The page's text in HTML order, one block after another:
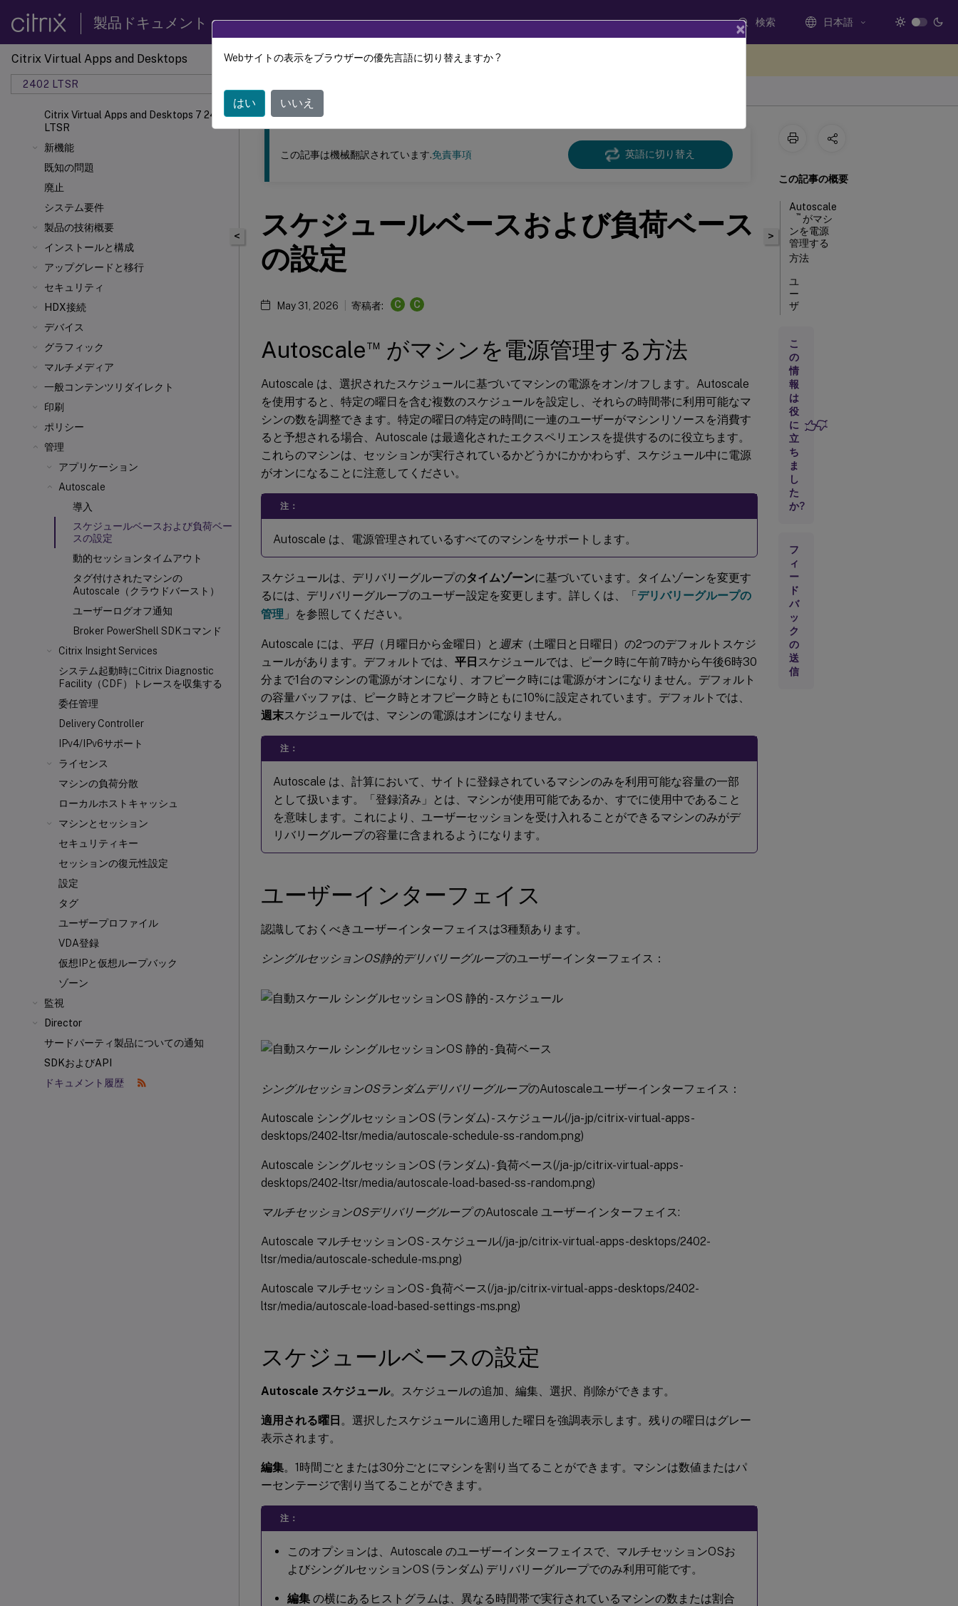
製品ドキュメント 検索 日本語
Citrix Virtual Apps and Desktops
2402 LTSR
Citrix Virtual Apps and Desktops 7 2402
LTSR
新機能
既知の問題
廃止
システム要件
製品の技術概要
インストールと構成
アップグレードと移行
セキュリティ
HDX接続
デバイス
グラフィック
マルチメディア
一般コンテンツリダイレクト
印刷
ポリシー
管理
アプリケーション
Autoscale
導入
スケジュールベースおよび負荷ベー
スの設定
動的セッションタイムアウト
タグ付けされたマシンの
Autoscale（クラウドバースト）
ユーザーログオフ通知
Broker PowerShell SDKコマンド
Citrix Insight Services
システム起動時にCitrix Diagnostic
Facility（CDF）トレースを収集する
委任管理
Delivery Controller
IPv4/IPv6サポート
ライセンス
マシンの負荷分散
ローカルホストキャッシュ
マシンとセッション
セキュリティキー
セッションの復元性設定
設定
タグ
ユーザープロファイル
VDA登録
仮想IPと仮想ループバック
ゾーン
監視
Director
サードパーティ製品についての通知
SDKおよびAPI
ドキュメント履歴
このコンテンツは動的に機械翻訳されています。
Citrix Virtual Apps and Desktops 7 2402 LTSR
<
この記事は機械翻訳されています.免責事項 英語に切り替え
スケジュールベースおよび負荷ベース
の設定
May 31, 2026 寄稿者: C C
Autoscale™ がマシンを電源管理する方法
Autoscale は、選択されたスケジュールに基づいてマシンの電源をオン/オフします。Autoscale
を使用すると、特定の曜日を含む複数のスケジュールを設定し、それらの時間帯に利用可能なマ
シンの数を調整できます。特定の曜日の特定の時間に一連のユーザーがマシンリソースを消費す
ると予想される場合、Autoscale は最適化されたエクスペリエンスを提供するのに役立ちます。
これらのマシンは、セッションが実行されているかどうかにかかわらず、スケジュール中に電源
がオンになることに注意してください。
注：
Autoscale は、電源管理されているすべてのマシンをサポートします。
スケジュールは、デリバリーグループのタイムゾーンに基づいています。タイムゾーンを変更す
るには、デリバリーグループのユーザー設定を変更します。詳しくは、「デリバリーグループの
管理 」を参照してください。
Autoscale には、 平日 （月曜日から金曜日）と 週末（土曜日と日曜日）の2つのデフォルトスケジ
ュールがあります。デフォルトでは、 平日 スケジュールでは、ピーク時に午前7時から午後6時30
分まで1台のマシンの電源がオンになり、オフピーク時には電源がオンになりません。デフォルト
の容量バッファは、ピーク時とオフピーク時ともに10%に設定されています。デフォルトでは、
週末スケジュールでは、マシンの電源はオンになりません。
注：
Autoscale は、計算において、サイトに登録されているマシンのみを利用可能な容量の一部
として扱います。「登録済み」とは、マシンが使用可能であるか、すでに使用中であること
を意味します。これにより、ユーザーセッションを受け入れることができるマシンのみがデ
リバリーグループの容量に含まれるようになります。
ユーザーインターフェイス
認識しておくべきユーザーインターフェイスは3種類あります。
シングルセッションOS静的デリバリーグループのユーザーインターフェイス：
シングルセッションOSランダムデリバリーグループのAutoscaleユーザーインターフェイス：
Autoscale シングルセッションOS (ランダム) - スケジュール(/ja-jp/citrix-virtual-apps-
desktops/2402-ltsr/media/autoscale-schedule-ss-random.png)
Autoscale シングルセッションOS (ランダム) - 負荷ベース(/ja-jp/citrix-virtual-apps-
desktops/2402-ltsr/media/autoscale-load-based-ss-random.png)
マルチセッションOSデリバリーグループのAutoscale ユーザーインターフェイス:
Autoscale マルチセッションOS - スケジュール(/ja-jp/citrix-virtual-apps-desktops/2402-
ltsr/media/autoscale-schedule-ms.png)
Autoscale マルチセッションOS - 負荷ベース(/ja-jp/citrix-virtual-apps-desktops/2402-
ltsr/media/autoscale-load-based-settings-ms.png)
スケジュールベースの設定
Autoscale スケジュール。スケジュールの追加、編集、選択、削除ができます。
適用される曜日 。選択したスケジュールに適用した曜日を強調表示します。残りの曜日はグレー
表示されます。
編集。1時間ごとまたは30分ごとにマシンを割り当てることができます。マシンは数値またはパ
ーセンテージで割り当てることができます。
注：
このオプションは、Autoscale のユーザーインターフェイスで、マルチセッションOSお
よびシングルセッションOS (ランダム) デリバリーグループでのみ利用可能です。
編集 の横にあるヒストグラムは、異なる時間帯で実行されているマシンの数または割合
>
この記事の概要
Autoscale
™ がマシ
ンを電源
管理する
方法
ユ
ー
ザ
ン
タ
ー
フ
ェ
イ
ス
ス
ケ
ジ
ュ
ー
ル
ス
の
設
定
負
荷
ベ
ー
ス
こ
の
情
報
は
役
に
立
ち
ま
し
た
か?
フ
ィ
ー
ド
バ
ッ
ク
の
送
信
×
Webサイトの表示をブラウザーの優先言語に切り替えますか ?
はい いいえ